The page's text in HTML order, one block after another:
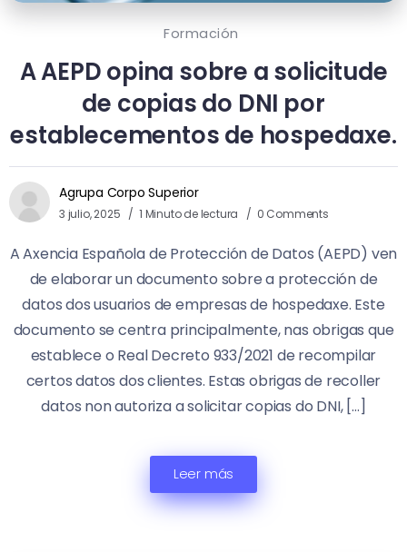
Formación
A AEPD opina sobre a solicitude
de copias do DNI por
establecementos de hospedaxe.
Agrupa Corpo Superior
3 julio, 2025 1 Minuto de lectura 0 Comments
A Axencia Española de Protección de Datos (AEPD) ven
de elaborar un documento sobre a protección de
datos dos usuarios de empresas de hospedaxe. Este
documento se centra principalmente, nas obrigas que
establece o Real Decreto 933/2021 de recompilar
certos datos dos clientes. Estas obrigas de recoller
datos non autoriza a solicitar copias do DNI, […]
Leer más